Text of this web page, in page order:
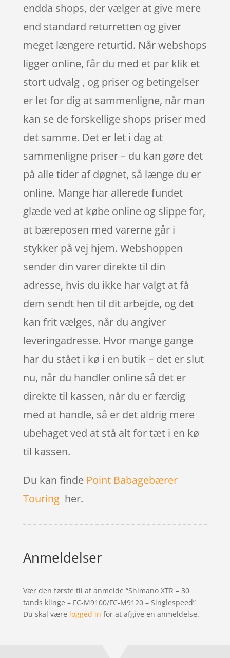
endda shops, der vælger at give mere
end standard returretten og giver
meget længere returtid. Når webshops
ligger online, får du med et par klik et
stort udvalg , og priser og betingelser
er let for dig at sammenligne, når man
kan se de forskellige shops priser med
det samme. Det er let i dag at
sammenligne priser – du kan gøre det
på alle tider af døgnet, så længe du er
online. Mange har allerede fundet
glæde ved at købe online og slippe for,
at bæreposen med varerne går i
stykker på vej hjem. Webshoppen
sender din varer direkte til din
adresse, hvis du ikke har valgt at få
dem sendt hen til dit arbejde, og det
kan frit vælges, når du angiver
leveringadresse. Hvor mange gange
har du stået i kø i en butik – det er slut
nu, når du handler online så det er
direkte til kassen, når du er færdig
med at handle, så er det aldrig mere
ubehaget ved at stå alt for tæt i en kø
til kassen.
Du kan finde Point Babagebærer
Touringher.
Anmeldelser
Vær den første til at anmelde “Shimano XTR – 30
tands klinge – FC-M9100/FC-M9120 – Singlespeed”
Du skal være logged in for at afgive en anmeldelse.